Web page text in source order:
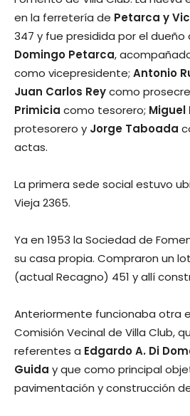
en la ferretería de Petarca y
347 y fue presidida por el dueño
Domingo Petarca,
como vicepresidente; Antonio
Juan Carlos Reycomo
Primicia como tesorero; Miguel
protesorero y Jorge Taboada
actas.
La primera sede social estuvo
Vieja 2365.
Ya en 1953 la Sociedad de
su casa propia. Compraron un
(actual Recagno) 451 y allí
Anteriormente funcionaba otra
Comisión Vecinal de Villa Club,
referentes a Edgardo A. Di
Guida y que como principal
pavimentación y construcción